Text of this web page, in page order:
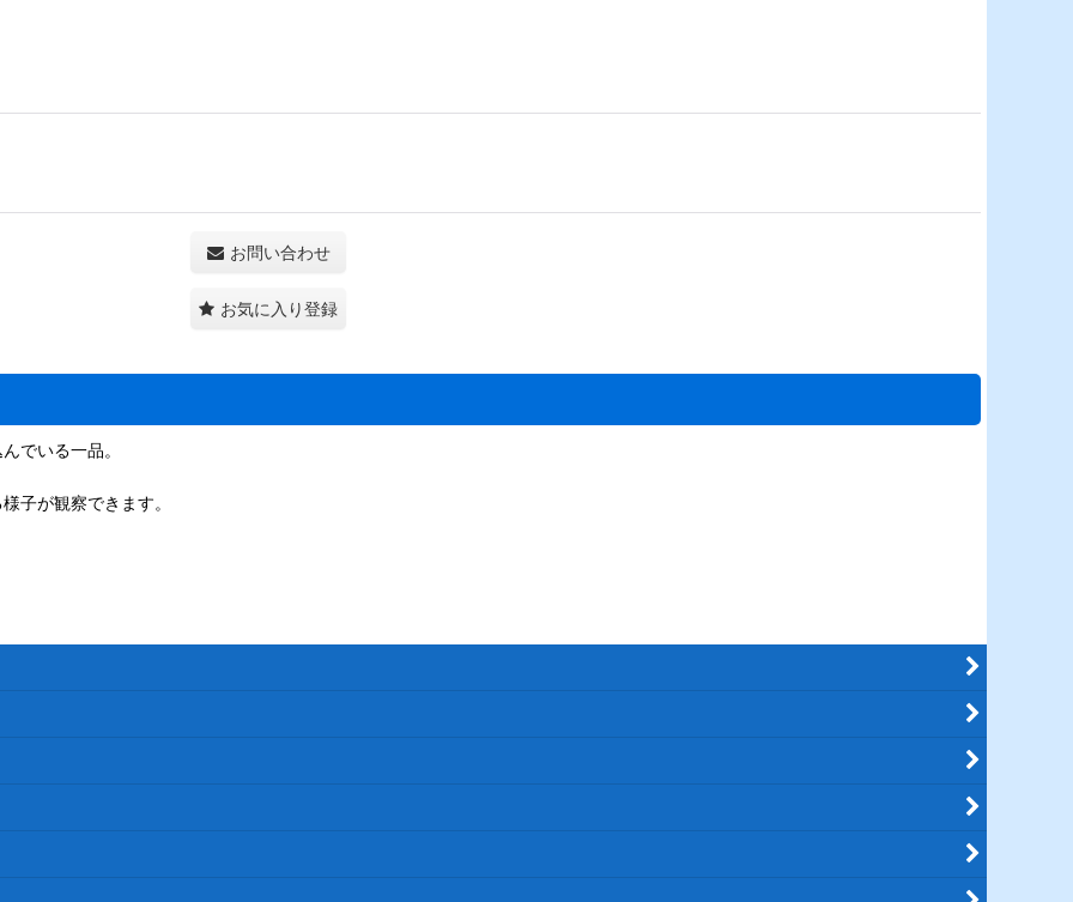
お問い合わせ
お気に入り登録
でいる一品。
子が観察できます。